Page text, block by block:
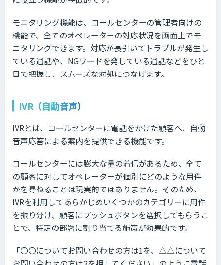
モニタリング機能は、コールセンターの管理者向けの
機能で、全てのオペレーターの対応状況を画面上でモ
ニタリングできます。対応が長引いてトラブルが発生し
ている通話や、NGワードを発している通話などをひと
目で把握し、スムーズな対処につなげます。
IVR（自動音声）
IVRとは、コールセンターに電話をかけた顧客へ、自動
音声応答による案内を提供できる機能です。
コールセンターには膨大な量の着信があるため、全て
の顧客に対してオペレーターが個別にどのような用件
かを尋ねることは現実的ではありません。そのため、
IVRを利用してあらかじめいくつかのカテゴリーに用件
を振り分け、顧客にプッシュボタンを選択してもらうこ
とで、特定の部署に割り当てる施策が効果的です。
「〇〇についてお問い合わせの方は1を、△△について